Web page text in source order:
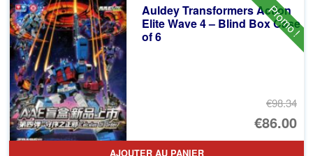
Promo !
Auldey Transformers Action
Elite Wave 4 – Blind Box Case
of 6
€98.34
Le
€86.00
Le
AJOUTER AU PANIER